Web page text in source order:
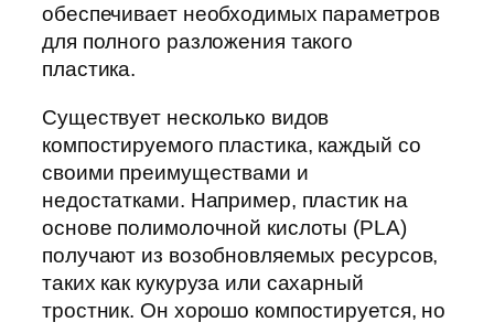
обеспечивает необходимых параметров
для полного разложения такого
пластика.
Существует несколько видов
компостируемого пластика, каждый со
своими преимуществами и
недостатками. Например, пластик на
основе полимолочной кислоты (PLA)
получают из возобновляемых ресурсов,
таких как кукуруза или сахарный
тростник. Он хорошо компостируется, но